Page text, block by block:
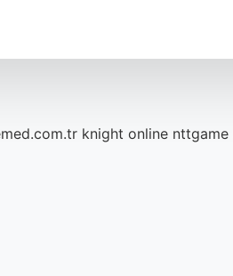
knight online nttgame